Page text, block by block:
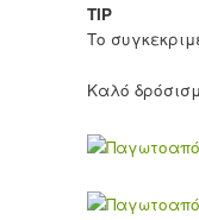
TIP
Το
Καλό